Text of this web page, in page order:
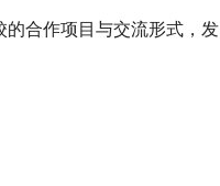
的合作项目与交流形式，发